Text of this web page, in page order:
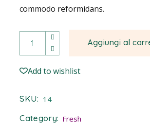
commodo reformidans.
Bromeliad quantity
Aggiungi al
Add to wishlist
SKU: 14
Category: Fresh